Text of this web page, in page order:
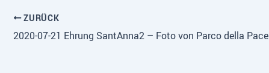
ZURÜCK
2020-07-21 Ehrung SantAnna2 – Foto von Parco della Pace